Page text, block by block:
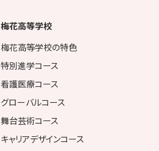
梅花高等学校
梅花高等学校の特色
特別進学コース
看護医療コース
グローバルコース
舞台芸術コース
キャリアデザインコース